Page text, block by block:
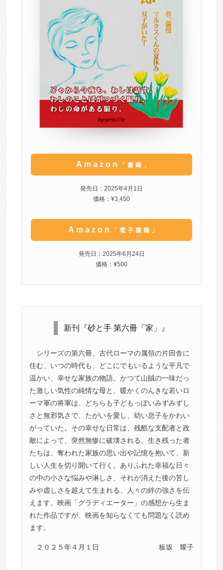
Amazon 「書籍」
発売日：2025年4月1日
価格：¥3,450
Amazon 「電子書籍」
発売日：2025年6月24日
価格：¥500
新刊『砂と手 第六冊「家」』
シリーズの第六冊。古代ローマの属領の片田舎に
住む、いつの時代も、どこにでもいるような平凡で
温かい、幸せな家族の物語。かつて山賊の一味だっ
た激しい気性の純情な母と、暖かくのんきな若いロ
ーマ軍の将軍は、どちらも子どもっぽいみずみずし
さと無邪気さで、たがいを愛し、幼い息子をかわい
がっていた。その幸せな日常は、残酷な支配者と政
敵によって、突然無惨に破壊される。生き残った者
たちは、奪われた家族の思い出や記憶を抱いて、新
しい人生を切り開いて行く。ありふれた幸福な日々
の中の小さな悩みや淋しさ、それが消えた後の苦し
みや虚しさを超えて生まれる、人々の絆の強さを伝
えます。映画「グラディエーター」の感想から生ま
れた作品ですが、映画を知らなくても問題なく読め
ます。
２０２５年４月１日 板坂 耀子